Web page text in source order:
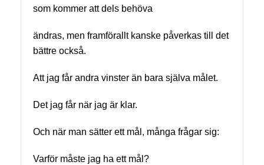
som kommer att dels behöva
ändras, men framförallt kanske påverkas till det
bättre också.
Att jag får andra vinster än bara själva målet.
Det jag får när jag är klar.
Och när man sätter ett mål, många frågar sig:
Varför måste jag ha ett mål?